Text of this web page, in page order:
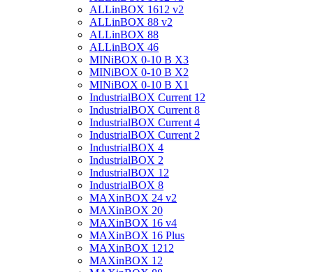
ALLinBOX 1612 v2
ALLinBOX 88 v2
ALLinBOX 88
ALLinBOX 46
MINiBOX 0-10 В X3
MINiBOX 0-10 В X2
MINiBOX 0-10 В X1
IndustrialBOX Current 12
IndustrialBOX Current 8
IndustrialBOX Current 4
IndustrialBOX Current 2
IndustrialBOX 4
IndustrialBOX 2
IndustrialBOX 12
IndustrialBOX 8
MAXinBOX 24 v2
MAXinBOX 20
MAXinBOX 16 v4
MAXinBOX 16 Plus
MAXinBOX 1212
MAXinBOX 12